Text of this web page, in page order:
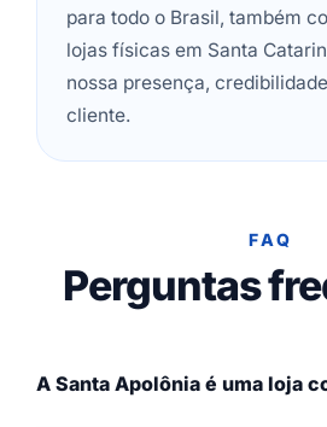
para todo o Brasil, também
lojas físicas em Santa
nossa presença,
cliente.
FAQ
Perguntas
A Santa Apolônia é uma loja